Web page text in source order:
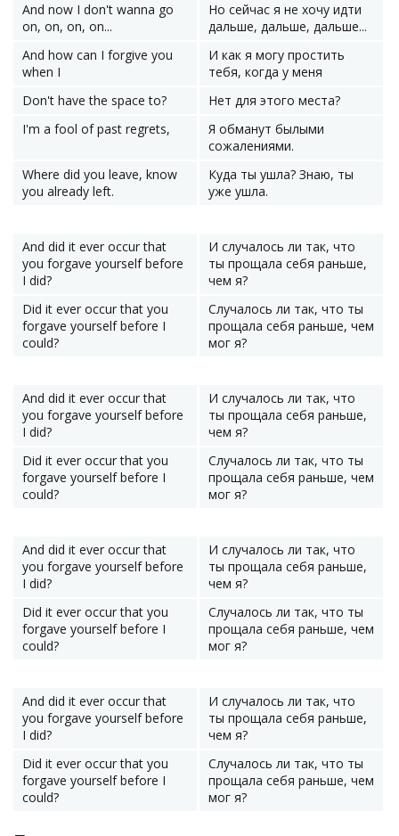
And now I don't wanna go
on, on, on, on...
Но сейчас я не хочу идти
дальше, дальше, дальше...
And how can I forgive you
when I
И как я могу простить
тебя, когда у меня
Don't have the space to?
Нет для этого места?
I'm a fool of past regrets,
Я обманут былыми
сожалениями.
Where did you leave, know
you already left.
Куда ты ушла? Знаю, ты
уже ушла.
And did it ever occur that
you forgave yourself before
I did?
И случалось ли так, что
ты прощала себя раньше,
чем я?
Did it ever occur that you
forgave yourself before I
could?
Случалось ли так, что ты
прощала себя раньше, чем
мог я?
And did it ever occur that
you forgave yourself before
I did?
И случалось ли так, что
ты прощала себя раньше,
чем я?
Did it ever occur that you
forgave yourself before I
could?
Случалось ли так, что ты
прощала себя раньше, чем
мог я?
And did it ever occur that
you forgave yourself before
I did?
И случалось ли так, что
ты прощала себя раньше,
чем я?
Did it ever occur that you
forgave yourself before I
could?
Случалось ли так, что ты
прощала себя раньше, чем
мог я?
And did it ever occur that
you forgave yourself before
I did?
И случалось ли так, что
ты прощала себя раньше,
чем я?
Did it ever occur that you
forgave yourself before I
could?
Случалось ли так, что ты
прощала себя раньше, чем
мог я?